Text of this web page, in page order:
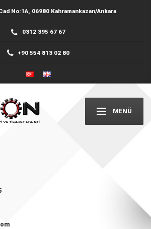
No:1A, 06980 Kahramankazan/Ankara
0312 395 67 67
+90 554 813 02 80
MENÜ